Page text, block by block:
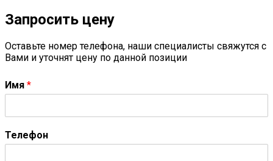
Запросить цену
Оставьте номер телефона, наши специалисты свяжутся с
Вами и уточнят цену по данной позиции
Имя *
Телефон